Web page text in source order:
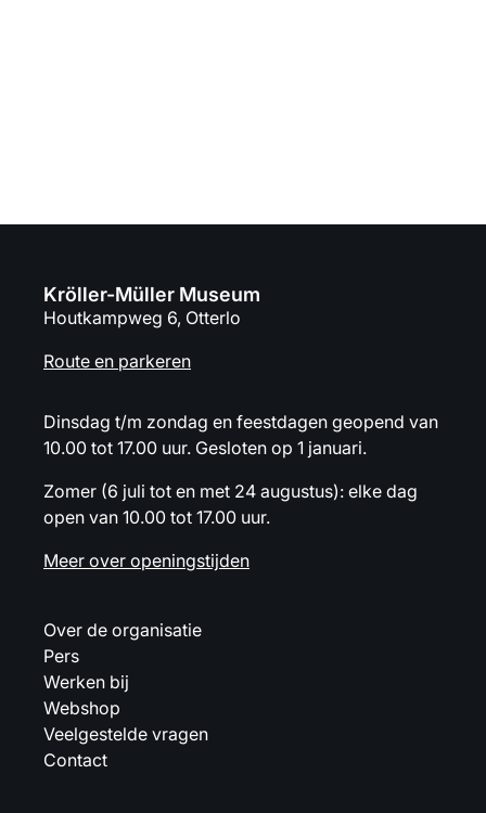
Kröller-Müller Museum
Houtkampweg 6, Otterlo
Route en parkeren
Dinsdag t/m zondag en feestdagen geopend van
10.00 tot 17.00 uur. Gesloten op 1 januari.
Zomer (6 juli tot en met 24 augustus): elke dag
open van 10.00 tot 17.00 uur.
Meer over openingstijden
Over de organisatie
Pers
Werken bij
Webshop
Veelgestelde vragen
Contact